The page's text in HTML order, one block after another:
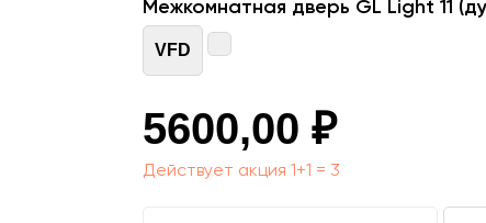
Межкомнатная дверь GL Light 11
VFD
5600,00 ₽
Действует акция 1+1 = 3